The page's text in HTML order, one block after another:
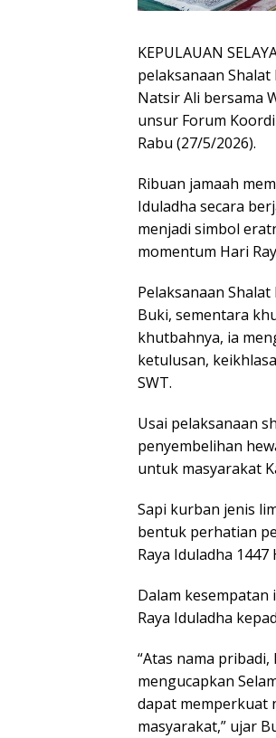
KEPULAUAN
pelaksanaan
Natsir Ali bersama
unsur Forum
Rabu (27/5/2026).
Ribuan jamaah
Iduladha secara
menjadi simbol
momentum Hari
Pelaksanaan
Buki, sementara
khutbahnya, ia
ketulusan,
SWT.
Usai pelaksanaan
penyembelihan
untuk masyarakat
Sapi kurban jenis
bentuk perhatian
Raya Iduladha 1447
Dalam kesempatan
Raya Iduladha
“Atas nama
mengucapkan
dapat memperkuat
masyarakat,” ujar